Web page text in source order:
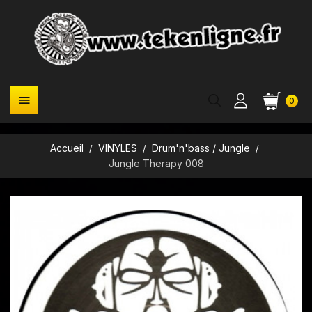
0

Accueil VINYLES
Drum'n'bass / Jungle
Jungle Therapy 008